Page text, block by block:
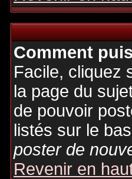
Comment
Facile, cliquez
la page du
de pouvoir
listés sur le
poster de
Revenir en